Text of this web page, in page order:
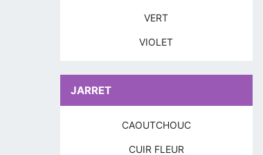
VERT
VIOLET
JARRET
CAOUTCHOUC
CUIR FLEUR